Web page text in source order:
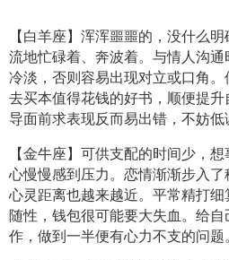
【白羊座】浑浑噩噩的，没什么
流地忙碌着、奔波着。与情人沟
冷淡，否则容易出现对立或口角。
去买本值得花钱的好书，顺便提
导面前求表现反而易出错，不妨低
【金牛座】可供支配的时间少，
心慢慢感到压力。恋情渐渐步入
心灵距离也越来越近。平常精打
随性，钱包很可能要大失血。给
作，做到一半便有心力不支的问题。